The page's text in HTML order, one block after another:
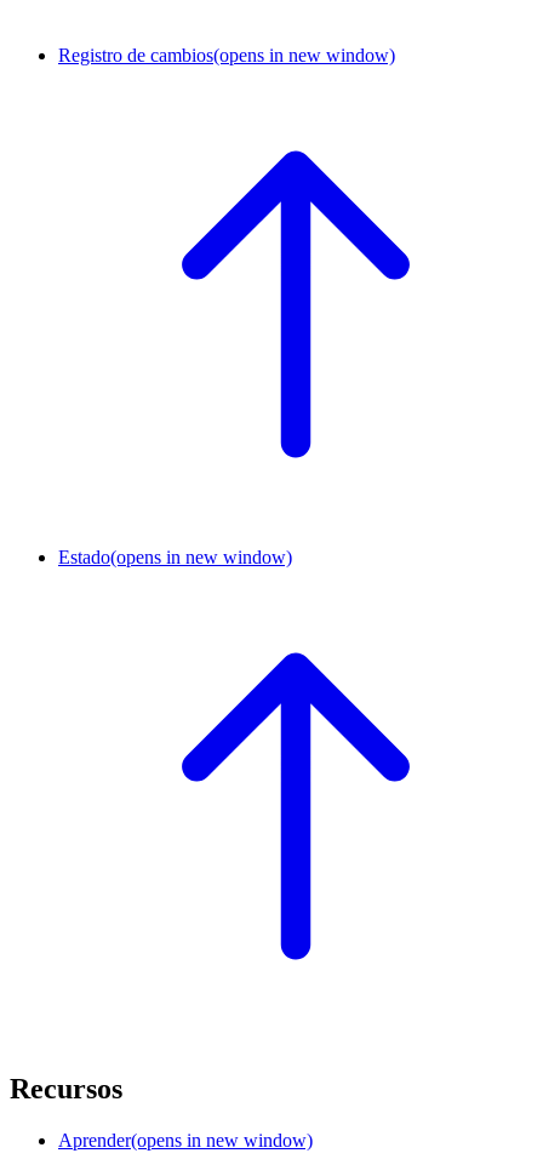
Registro de cambios(opens in new window)
Estado(opens in new window)
Recursos
Aprender(opens in new window)